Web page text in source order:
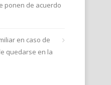
ponen de acuerdo
en caso de
quedarse en la